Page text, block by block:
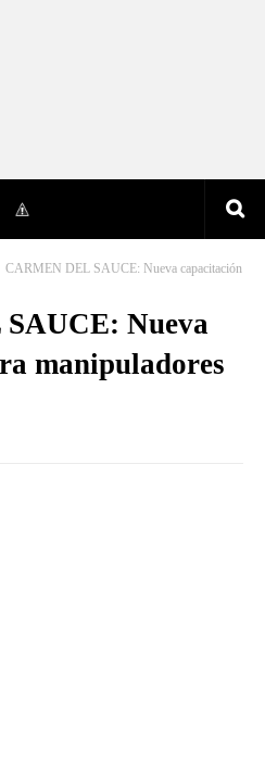
CARMEN DEL SAUCE: Nueva capacitación
Nueva
manipuladores